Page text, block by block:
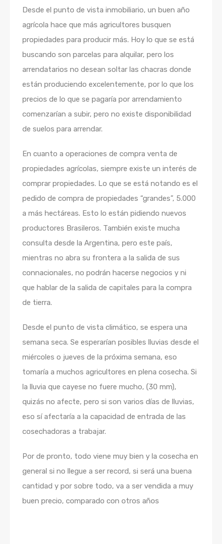
Desde el punto de vista inmobiliario, un buen año
agrícola hace que más agricultores busquen
propiedades para producir más. Hoy lo que se está
buscando son parcelas para alquilar, pero los
arrendatarios no desean soltar las chacras donde
están produciendo excelentemente, por lo que los
precios de lo que se pagaría por arrendamiento
comenzarían a subir, pero no existe disponibilidad
de suelos para arrendar.
En cuanto a operaciones de compra venta de
propiedades agrícolas, siempre existe un interés de
comprar propiedades. Lo que se está notando es el
pedido de compra de propiedades “grandes”, 5.000
a más hectáreas. Esto lo están pidiendo nuevos
productores Brasileros. También existe mucha
consulta desde la Argentina, pero este país,
mientras no abra su frontera a la salida de sus
connacionales, no podrán hacerse negocios y ni
que hablar de la salida de capitales para la compra
de tierra.
Desde el punto de vista climático, se espera una
semana seca. Se esperarían posibles lluvias desde el
miércoles o jueves de la próxima semana, eso
tomaría a muchos agricultores en plena cosecha. Si
la lluvia que cayese no fuere mucho, (30 mm),
quizás no afecte, pero si son varios días de lluvias,
eso sí afectaría a la capacidad de entrada de las
cosechadoras a trabajar.
Por de pronto, todo viene muy bien y la cosecha en
general si no llegue a ser record, si será una buena
cantidad y por sobre todo, va a ser vendida a muy
buen precio, comparado con otros años